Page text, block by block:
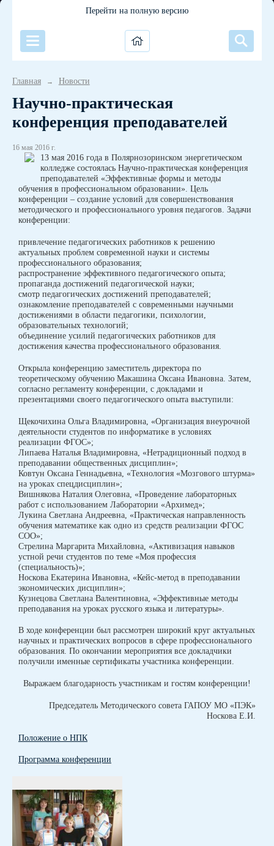
Перейти на полную версию
Главная → Новости
Научно-практическая
конференция преподавателей
16 мая 2016 г.
13 мая 2016 года в Полярнозоринском энергетическом
колледже состоялась Научно-практическая конференция
преподавателей «Эффективные формы и методы
обучения в профессиональном образовании». Цель
конференции – создание условий для совершенствования
методического и профессионального уровня педагогов. Задачи
конференции:
привлечение педагогических работников к решению
актуальных проблем современной науки и системы
профессионального образования;
распространение эффективного педагогического опыта;
пропаганда достижений педагогической науки;
смотр педагогических достижений преподавателей;
ознакомление преподавателей с современными научными
достижениями в области педагогики, психологии,
образовательных технологий;
объединение усилий педагогических работников для
достижения качества профессионального образования.
Открыла конференцию заместитель директора по
теоретическому обучению Макашина Оксана Ивановна. Затем,
согласно регламенту конференции, с докладами и
презентациями своего педагогического опыта выступили:
Щекочихина Ольга Владимировна, «Организация внеурочной
деятельности студентов по информатике в условиях
реализации ФГОС»;
Липаева Наталья Владимировна, «Нетрадиционный подход в
преподавании общественных дисциплин»;
Ковтун Оксана Геннадьевна, «Технология «Мозгового штурма»
на уроках спецдисциплин»;
Вишнякова Наталия Олеговна, «Проведение лабораторных
работ с использованием Лаборатории «Архимед»;
Лукина Светлана Андреевна, «Практическая направленность
обучения математике как одно из средств реализации ФГОС
СОО»;
Стрелина Маргарита Михайловна, «Активизация навыков
устной речи студентов по теме «Моя профессия
(специальность)»;
Носкова Екатерина Ивановна, «Кейс-метод в преподавании
экономических дисциплин»;
Кузнецова Светлана Валентиновна, «Эффективные методы
преподавания на уроках русского языка и литературы».
В ходе конференции был рассмотрен широкий круг актуальных
научных и практических вопросов в сфере профессионального
образования. По окончании мероприятия все докладчики
получили именные сертификаты участника конференции.
Выражаем благодарность участникам и гостям конференции!
Председатель Методического совета ГАПОУ МО «ПЭК»
Носкова Е.И.
Положение о НПК
Программа конференции